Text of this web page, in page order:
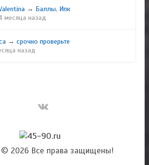
→ Баллы, Ипк
месяца назад
→ срочно проверьте
назад
© 2026 Все права защищены!